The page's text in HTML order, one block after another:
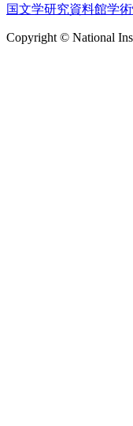
国文学研究資料館学
Copyright © National